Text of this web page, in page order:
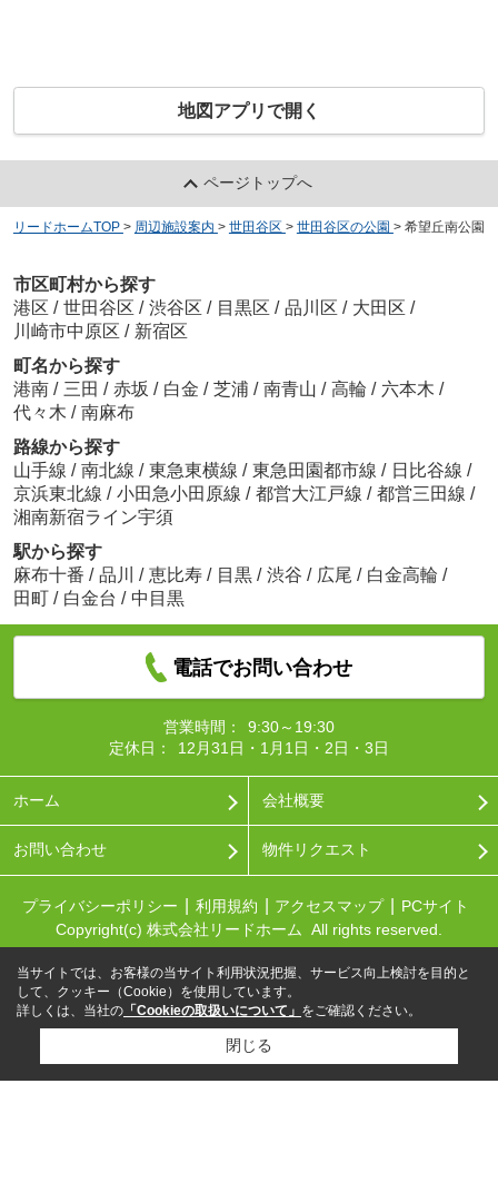
地図アプリで開く
ページトップへ
リードホームTOP > 周辺施設案内 > 世田谷区 > 世田谷区の公園 > 希望丘南公園
市区町村から探す
港区 / 世田谷区 / 渋谷区 / 目黒区 / 品川区 / 大田区 /
川崎市中原区 / 新宿区
町名から探す
港南 / 三田 / 赤坂 / 白金 / 芝浦 / 南青山 / 高輪 / 六本木 /
代々木 / 南麻布
路線から探す
山手線 / 南北線 / 東急東横線 / 東急田園都市線 / 日比谷線 /
京浜東北線 / 小田急小田原線 / 都営大江戸線 / 都営三田線 /
湘南新宿ライン宇須
駅から探す
麻布十番 / 品川 / 恵比寿 / 目黒 / 渋谷 / 広尾 / 白金高輪 /
田町 / 白金台 / 中目黒
電話でお問い合わせ
営業時間：
9:30～19:30
定休日：
12月31日・1月1日・2日・3日
ホーム 会社概要
お問い合わせ 物件リクエスト
プライバシーポリシー 利用規約 アクセスマップ
PCサイト
Copyright(c) 株式会社リードホーム All rights reserved.
当サイトでは、お客様の当サイト利用状況把握、サービス向上検討を目的と
して、クッキー（Cookie）を使用しています。
詳しくは、当社の 「Cookieの取扱いについて」 をご確認ください。
閉じる